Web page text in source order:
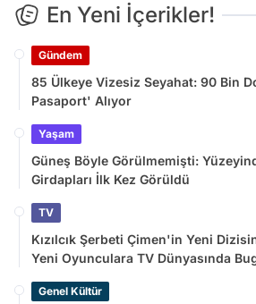
En Yeni İçerikler!
Gündem
85 Ülkeye Vizesiz Seyahat: 90 Bin
Pasaport' Alıyor
Yaşam
Güneş Böyle Görülmemişti:
Girdapları İlk Kez Görüldü
TV
Kızılcık Şerbeti Çimen'in Yeni
Yeni Oyunculara TV Dünyasında
Genel Kültür